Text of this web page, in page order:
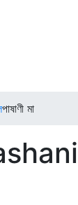
পাষাণী মা